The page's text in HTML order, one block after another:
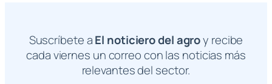
Suscríbete aEl noticiero del agroy recibe
cada viernes un correo con las noticias más
relevantes del sector.